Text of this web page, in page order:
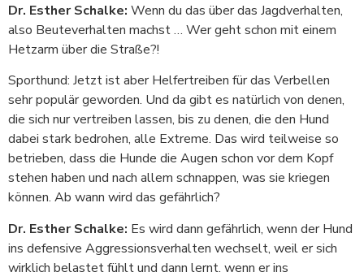
Dr. Esther Schalke: Wenn du das über das Jagdverhalten,
also Beuteverhalten machst … Wer geht schon mit einem
Hetzarm über die Straße?!
Sporthund: Jetzt ist aber Helfertreiben für das Verbellen
sehr populär geworden. Und da gibt es natürlich von denen,
die sich nur vertreiben lassen, bis zu denen, die den Hund
dabei stark bedrohen, alle Extreme. Das wird teilweise so
betrieben, dass die Hunde die Augen schon vor dem Kopf
stehen haben und nach allem schnappen, was sie kriegen
können. Ab wann wird das gefährlich?
Dr. Esther Schalke: Es wird dann gefährlich, wenn der Hund
ins defensive Aggressionsverhalten wechselt, weil er sich
wirklich belastet fühlt und dann lernt, wenn er ins